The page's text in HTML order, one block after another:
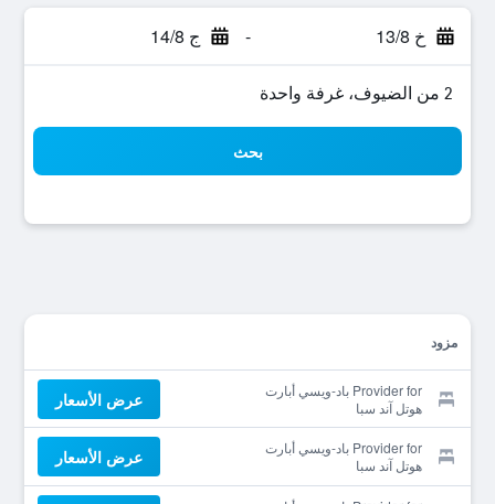
خ 13/8 - ج 14/8
2 من الضيوف، غرفة واحدة
بحث
مزود
Provider for باد-ويسي أبارت
هوتل آند سبا
عرض الأسعار
Provider for باد-ويسي أبارت
هوتل آند سبا
عرض الأسعار